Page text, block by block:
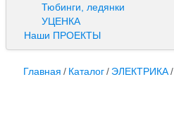
Тюбинги, ледянки
УЦЕНКА
Наши ПРОЕКТЫ
Главная / Каталог/ ЭЛЕКТРИКА/